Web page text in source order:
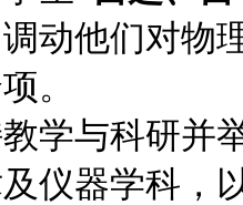
动他们对物
。
学与科研并
仪器学科，